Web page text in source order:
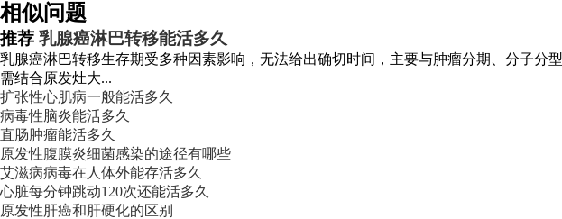
相似问题
推荐 乳腺癌淋巴转移能活多久
乳腺癌淋巴转移生存期受多种因素影响，无法给出确切时间，主要与肿瘤分期、分子分
需结合原发灶大...
扩张性心肌病一般能活多久
病毒性脑炎能活多久
直肠肿瘤能活多久
原发性腹膜炎细菌感染的途径有哪些
艾滋病病毒在人体外能存活多久
心脏每分钟跳动120次还能活多久
原发性肝癌和肝硬化的区别